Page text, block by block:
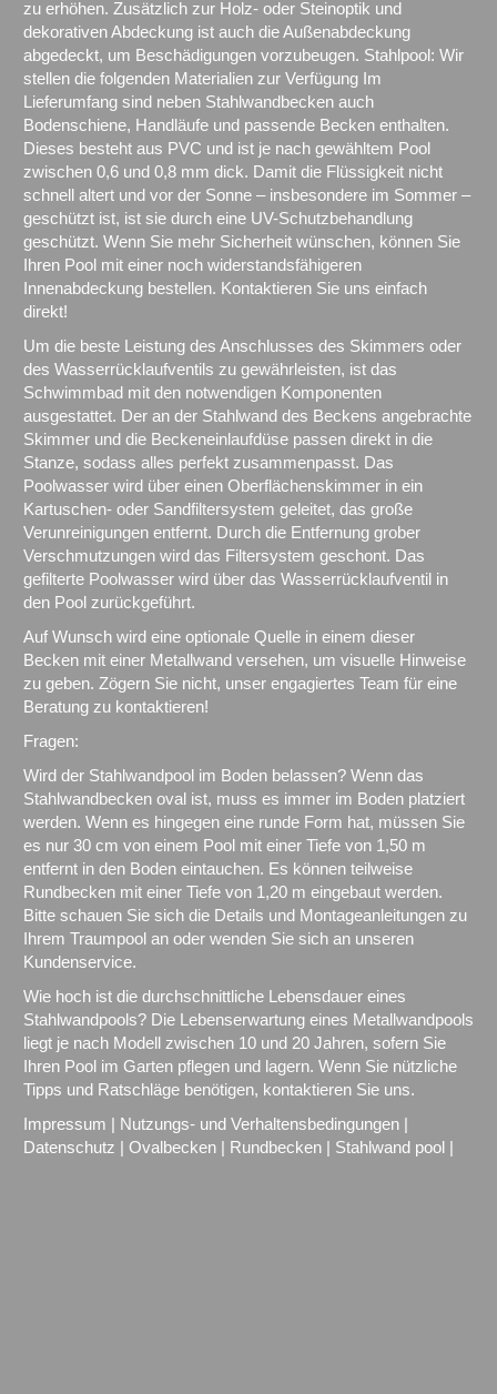
zu erhöhen. Zusätzlich zur Holz- oder Steinoptik und
dekorativen Abdeckung ist auch die Außenabdeckung
abgedeckt, um Beschädigungen vorzubeugen. Stahlpool: Wir
stellen die folgenden Materialien zur Verfügung Im
Lieferumfang sind neben Stahlwandbecken auch
Bodenschiene, Handläufe und passende Becken enthalten.
Dieses besteht aus PVC und ist je nach gewähltem Pool
zwischen 0,6 und 0,8 mm dick. Damit die Flüssigkeit nicht
schnell altert und vor der Sonne – insbesondere im Sommer –
geschützt ist, ist sie durch eine UV-Schutzbehandlung
geschützt. Wenn Sie mehr Sicherheit wünschen, können Sie
Ihren Pool mit einer noch widerstandsfähigeren
Innenabdeckung bestellen. Kontaktieren Sie uns einfach
direkt!
Um die beste Leistung des Anschlusses des Skimmers oder
des Wasserrücklaufventils zu gewährleisten, ist das
Schwimmbad mit den notwendigen Komponenten
ausgestattet. Der an der Stahlwand des Beckens angebrachte
Skimmer und die Beckeneinlaufdüse passen direkt in die
Stanze, sodass alles perfekt zusammenpasst. Das
Poolwasser wird über einen Oberflächenskimmer in ein
Kartuschen- oder Sandfiltersystem geleitet, das große
Verunreinigungen entfernt. Durch die Entfernung grober
Verschmutzungen wird das Filtersystem geschont. Das
gefilterte Poolwasser wird über das Wasserrücklaufventil in
den Pool zurückgeführt.
Auf Wunsch wird eine optionale Quelle in einem dieser
Becken mit einer Metallwand versehen, um visuelle Hinweise
zu geben. Zögern Sie nicht, unser engagiertes Team für eine
Beratung zu kontaktieren!
Fragen:
Wird der Stahlwandpool im Boden belassen? Wenn das
Stahlwandbecken oval ist, muss es immer im Boden platziert
werden. Wenn es hingegen eine runde Form hat, müssen Sie
es nur 30 cm von einem Pool mit einer Tiefe von 1,50 m
entfernt in den Boden eintauchen. Es können teilweise
Rundbecken mit einer Tiefe von 1,20 m eingebaut werden.
Bitte schauen Sie sich die Details und Montageanleitungen zu
Ihrem Traumpool an oder wenden Sie sich an unseren
Kundenservice.
Wie hoch ist die durchschnittliche Lebensdauer eines
Stahlwandpools? Die Lebenserwartung eines Metallwandpools
liegt je nach Modell zwischen 10 und 20 Jahren, sofern Sie
Ihren Pool im Garten pflegen und lagern. Wenn Sie nützliche
Tipps und Ratschläge benötigen, kontaktieren Sie uns.
Impressum
Nutzungs- und Verhaltensbedingungen
Datenschutz
Ovalbecken Rundbecken Stahlwand pool